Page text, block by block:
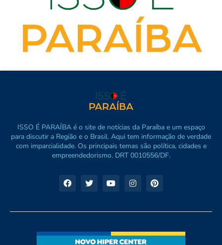
ISSO É PARAÍBA é o site de notícias da Paraíba e um espaço
para discutir a Região e o Brasil. Aqui tem informação de verdade
com imparcialidade. Os principais temas são política, cidades e
empreendedorismo. DRT 0010556/DF.